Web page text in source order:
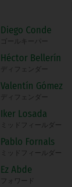
Diego Conde
ゴールキーパー
Héctor Bellerín
ディフェンダー
Valentín Gómez
ディフェンダー
Iker Losada
ミッドフィールダー
Pablo Fornals
ミッドフィールダー
Ez Abde
フォワード